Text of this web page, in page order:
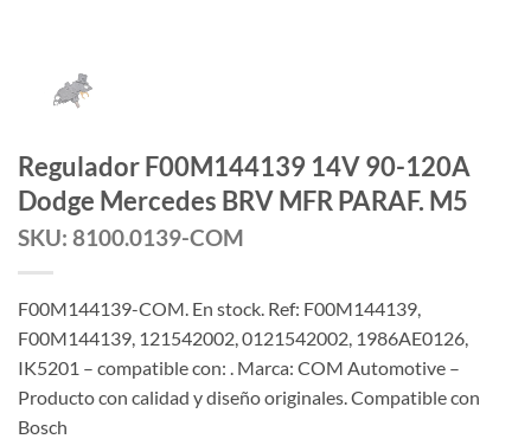
Regulador F00M144139 14V 90-120A
Dodge Mercedes BRV MFR PARAF. M5
SKU: 8100.0139-COM
F00M144139-COM. En stock. Ref: F00M144139,
F00M144139, 121542002, 0121542002, 1986AE0126,
IK5201 – compatible con: . Marca: COM Automotive –
Producto con calidad y diseño originales. Compatible con
Bosch